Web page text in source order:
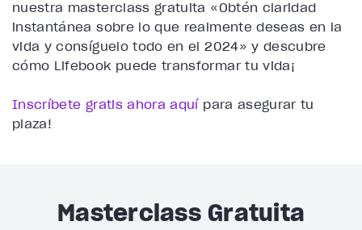
nuestra masterclass gratuita «Obtén claridad
instantánea sobre lo que realmente deseas en la
vida y consíguelo todo en el 2024» y descubre
cómo Lifebook puede transformar tu vida¡
Inscríbete gratis ahora aquí para asegurar tu
plaza!
Masterclass Gratuita